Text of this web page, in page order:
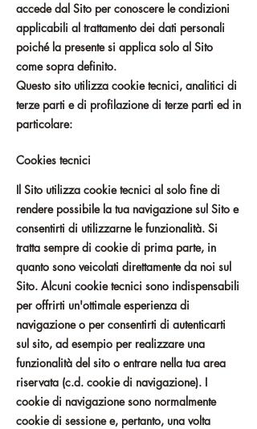
accede dal Sito per conoscere le condizioni
applicabili al trattamento dei dati personali
poiché la presente si applica solo al Sito
come sopra definito.
Questo sito utilizza cookie tecnici, analitici di
terze parti e di profilazione di terze parti ed in
particolare:
Cookies tecnici
Il Sito utilizza cookie tecnici al solo fine di
rendere possibile la tua navigazione sul Sito e
consentirti di utilizzarne le funzionalità. Si
tratta sempre di cookie di prima parte, in
quanto sono veicolati direttamente da noi sul
Sito. Alcuni cookie tecnici sono indispensabili
per offrirti un'ottimale esperienza di
navigazione o per consentirti di autenticarti
sul sito, ad esempio per realizzare una
funzionalità del sito o entrare nella tua area
riservata (c.d. cookie di navigazione). I
cookie di navigazione sono normalmente
cookie di sessione e, pertanto, una volta